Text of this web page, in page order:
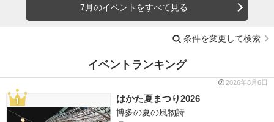
7月のイベントをすべて見る
条件を変更して検索
イベントランキング
2026年8月6日
はかた夏まつり2026
博多の夏の風物詩